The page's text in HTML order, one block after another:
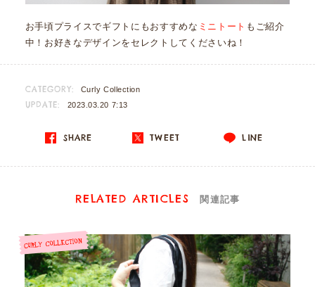
お手頃プライスでギフトにもおすすめな ミニトート もご紹介
中！お好きなデザインをセレクトしてくださいね！
CATEGORY: Curly Collection
UPDATE: 2023.03.20 7:13
SHARE TWEET LINE
RELATED ARTICLES 関連記事